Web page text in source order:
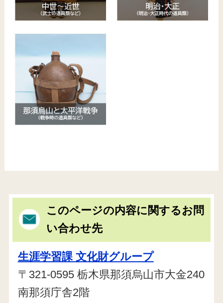
このページの内容に関するお問
い合わせ先
生涯学習課 文化財グループ
〒321-0595 栃木県那須烏山市大金240
南那須庁舎2階